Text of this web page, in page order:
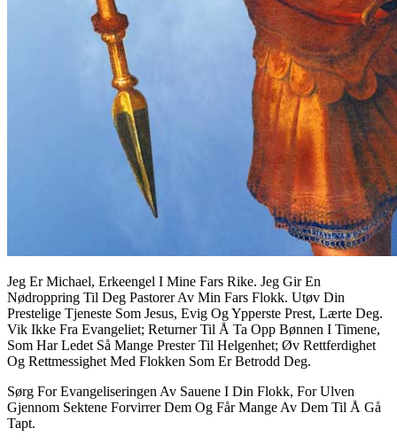
Jeg Er Michael, Erkeengel I Mine Fars Rike. Jeg Gir En
Nødroppring Til Deg Pastorer Av Min Fars Flokk. Utøv Din
Prestelige Tjeneste Som Jesus, Evig Og Ypperste Prest, Lærte Deg.
Vik Ikke Fra Evangeliet; Returner Til Å Ta Opp Bønnen I Timene,
Som Har Ledet Så Mange Prester Til Helgenhet; Øv Rettferdighet
Og Rettmessighet Med Flokken Som Er Betrodd Deg.
Sørg For Evangeliseringen Av Sauene I Din Flokk, For Ulven
Gjennom Sektene Forvirrer Dem Og Får Mange Av Dem Til Å Gå
Tapt.